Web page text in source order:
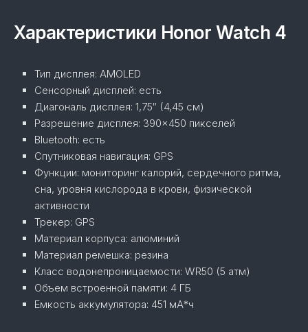
Характеристики Honor Watch 4
Тип дисплея: AMOLED
Сенсорный дисплей: есть
Диагональ дисплея: 1,75″ (4,45 см)
Разрешение дисплея: 390×450 пикселей
Bluetooth: есть
Спутниковая навигация: GPS
Функции: мониторинг калорий, сердечного ритма,
сна, уровня кислорода в крови, физической
активности
Трекер: GPS
Материал корпуса: алюминий
Материал ремешка: резина
Класс водонепроницаемости: WR50 (5 атм)
Объем встроенной памяти: 4 ГБ
Емкость аккумулятора: 451 мА*ч